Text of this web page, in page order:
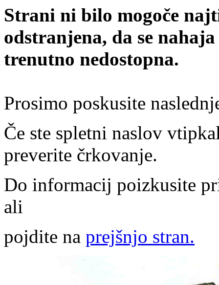
Strani ni bilo mogoče
odstranjena, da se
trenutno nedostopna.
Prosimo poskusite
Če ste spletni naslov
preverite črkovanje.
Do informacij poizkusite
ali
pojdite na prejšnjo stran.